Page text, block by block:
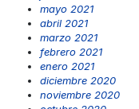
mayo 2021
abril 2021
marzo 2021
febrero 2021
enero 2021
diciembre 2020
noviembre 2020